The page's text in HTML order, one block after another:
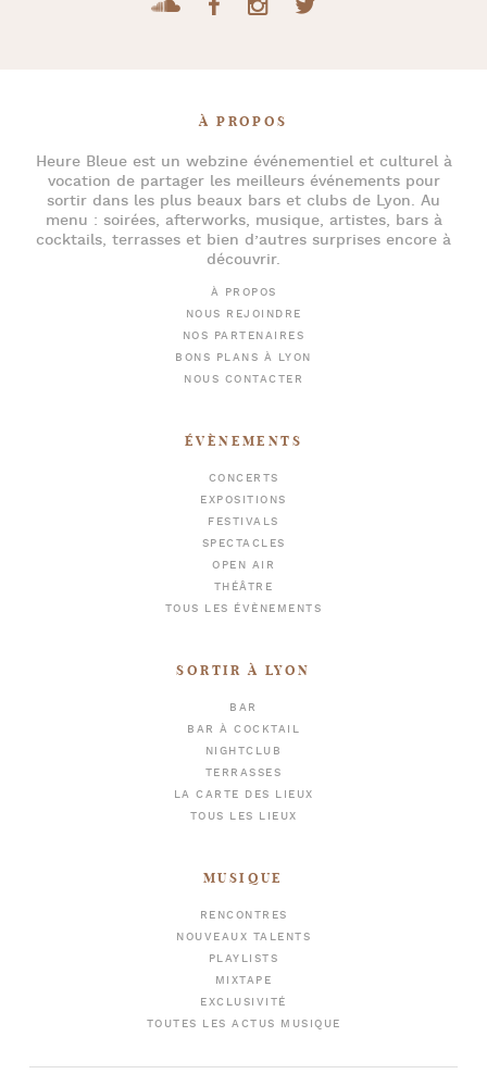
À PROPOS
Heure Bleueest un webzine événementiel et culturel à
vocation de partager les meilleurs événements pour
sortir dans les plus beaux bars et clubs de Lyon. Au
menu : soirées, afterworks, musique, artistes, bars à
cocktails, terrasses et bien d’autres surprises encore à
découvrir.
À PROPOS
NOUS REJOINDRE
NOS PARTENAIRES
BONS PLANS À LYON
NOUS CONTACTER
ÉVÈNEMENTS
CONCERTS
EXPOSITIONS
FESTIVALS
SPECTACLES
OPEN AIR
THÉÂTRE
TOUS LES ÉVÈNEMENTS
SORTIR À LYON
BAR
BAR À COCKTAIL
NIGHTCLUB
TERRASSES
LA CARTE DES LIEUX
TOUS LES LIEUX
MUSIQUE
RENCONTRES
NOUVEAUX TALENTS
PLAYLISTS
MIXTAPE
EXCLUSIVITÉ
TOUTES LES ACTUS MUSIQUE